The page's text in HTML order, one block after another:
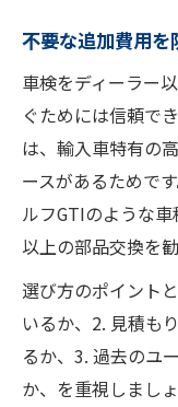
不要な追加費用
車検をディーラー
ぐためには信頼で
は、輸入車特有の
ースがあるためで
ルフGTIのような
以上の部品交換を
選び方のポイント
いるか、2. 見積も
るか、3. 過去のユ
か、を重視しまし